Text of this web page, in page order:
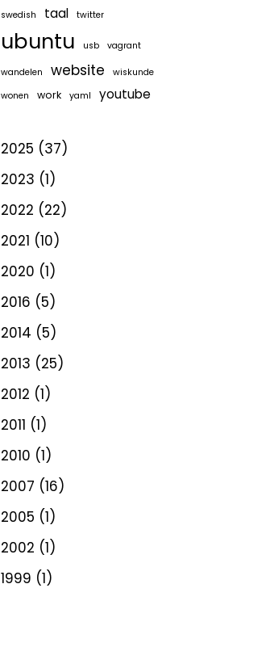
swedish taal twitter
ubuntu usb vagrant
wandelen website
wiskunde
wonen
work yaml youtube
2025 (37)
2023 (1)
2022 (22)
2021 (10)
2020 (1)
2016 (5)
2014 (5)
2013 (25)
2012 (1)
2011 (1)
2010 (1)
2007 (16)
2005 (1)
2002 (1)
1999 (1)